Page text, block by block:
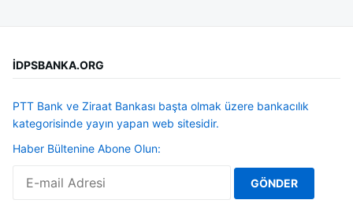
İDPSBANKA.ORG
PTT Bank ve Ziraat Bankası başta olmak üzere bankacılık
kategorisinde yayın yapan web sitesidir.
Haber Bültenine Abone Olun: